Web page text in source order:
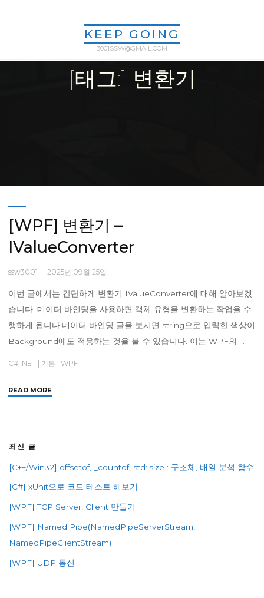
KEEP GOING
3001SSW@GMAIL.COM
[태그:] 변환기
[WPF] 변환기 –
IValueConverter
ssw3001 2025년 09월 25일
이번 글에서는 간단하게 변환기 IValueConverter에 대해 알아보겠
습니다. 데이터 바인딩을 사용하면 객체 유형을 변환하는 작업을 수
행하게 됩니다.데이터 바인딩 글을 보시면 string으로 입력한 색상이
Background에도 적용하는 것을 볼 수 있습니다. 이는 WPF의 …
C# .NET 기본 WPF
READ MORE
IValueConverter"
최신 글
[C++/Win32] offsetof, _countof, std::size : 구조체, 배열 분석 함수
[C#] xUnit으로 코드 테스트 해보기
[WPF] TCP Server, Client 만들기
[WPF] Named Pipe(NamedPipeServerStream,
NamedPipeClientStream)
[WPF] UDP 통신